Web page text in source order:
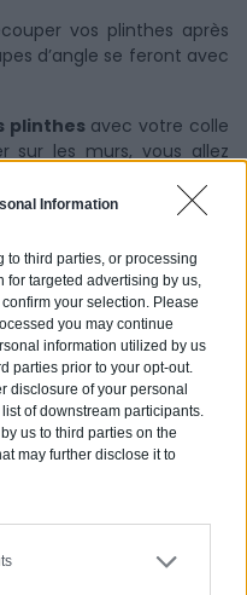
Information
to third parties, or processing
targeted advertising by us,
your selection. Please
you may continue
information utilized by us
parties prior to your opt-out.
disclosure of your personal
of downstream participants.
us to third parties on the
may further disclose it to
vos plinthes après
d’angle se feront avec
plinthesavec votre colle
sur les murs, vous allez
votre parquet flottant et
revêtement de sol très